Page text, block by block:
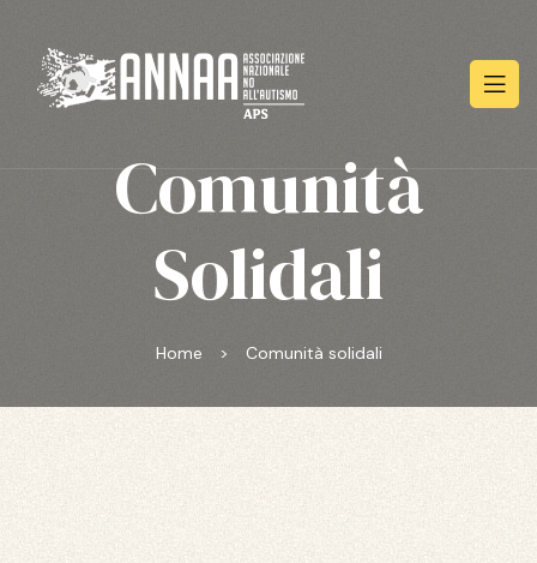
Comunità
Solidali
Home > Comunità solidali